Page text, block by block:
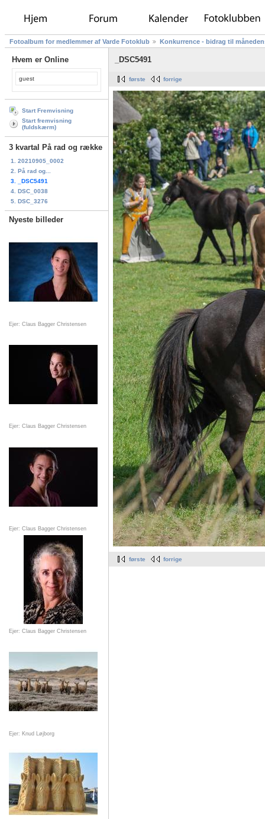
Fotoalbum for medlemmer af Varde Fotoklub Konkurrence - bidrag til
Hvem er Online
guest
Start Fremvisning
Start fremvisning
(fuldskærm)
3 kvartal På rad og række
1. 20210905_0002
2. På rad og...
3. _DSC5491
4. DSC_0038
5. DSC_3276
Nyeste billeder
Ejer: Claus Bagger Christensen
Ejer: Claus Bagger Christensen
Ejer: Claus Bagger Christensen
Ejer: Claus Bagger Christensen
Ejer: Knud Løjborg
_DSC5491
første forrige
første forrige